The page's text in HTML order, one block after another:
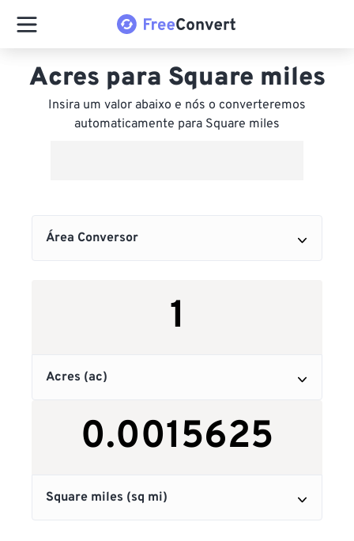
Acres para Square miles
Insira um valor abaixo e nós o converteremos
automaticamente para Square miles